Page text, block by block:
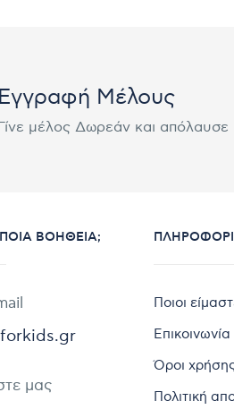
Εγγραφή Μέλους
μέλος Δωρεάν και απόλαυσε
ΒΟΉΘΕΙΑ;
μας
Ποιοι
Επικοινωνία
Όροι
Πολιτική